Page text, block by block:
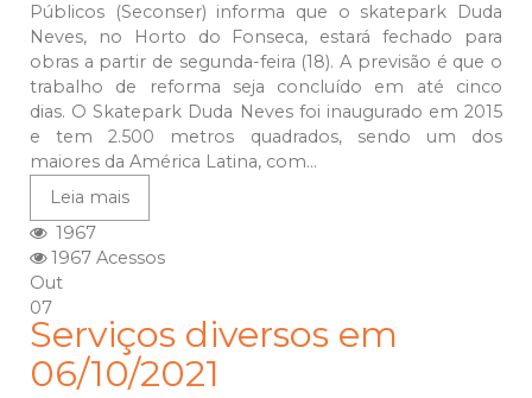
Públicos (Seconser) informa que o skatepark Duda
Neves, no Horto do Fonseca, estará fechado para
obras a partir de segunda-feira (18). A previsão é que o
trabalho de reforma seja concluído em até cinco
dias. O Skatepark Duda Neves foi inaugurado em 2015
e tem 2.500 metros quadrados, sendo um dos
maiores da América Latina, com...
Leia mais
1967
1967 Acessos
Out
07
Serviços diversos em
06/10/2021